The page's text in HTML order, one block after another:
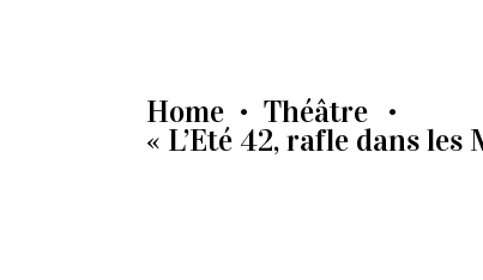
Home • Théâtre •
« L’Eté 42, rafle dans